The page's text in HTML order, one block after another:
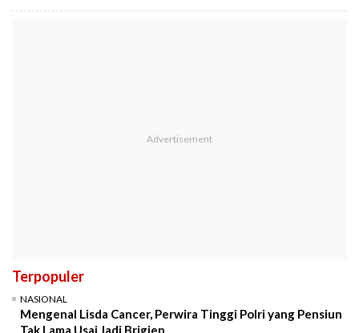
Terpopuler
NASIONAL
Mengenal Lisda Cancer, Perwira Tinggi Polri yang Pensiun
Tak Lama Usai Jadi Brigjen